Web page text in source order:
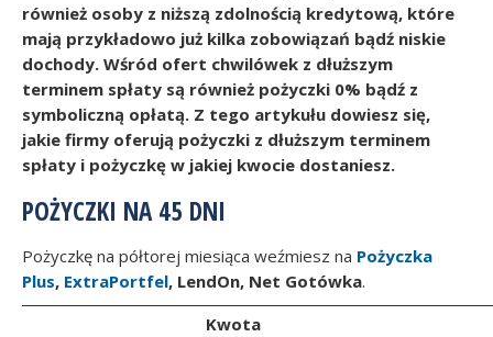
również osoby z niższą zdolnością kredytową, które
mają przykładowo już kilka zobowiązań bądź niskie
dochody. Wśród ofert chwilówek z dłuższym
terminem spłaty są również pożyczki 0% bądź z
symboliczną opłatą. Z tego artykułu dowiesz się,
jakie firmy oferują pożyczki z dłuższym terminem
spłaty i pożyczkę w jakiej kwocie dostaniesz.
POŻYCZKI NA 45 DNI
Pożyczkę na półtorej miesiąca weźmiesz na Pożyczka
Plus, ExtraPortfel, LendOn, Net Gotówka.
Kwota